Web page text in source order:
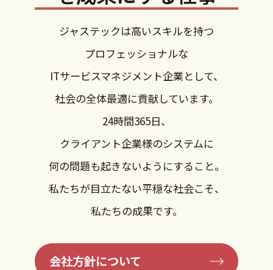
ジャステックは高いスキルを持つ
プロフェッショナルな
ITサービスマネジメント企業として、
社会の全体最適に貢献しています。
24時間365日、
クライアント企業様のシステムに
何の問題も起きないようにすること。
私たちが目立たない平穏な社会こそ、
私たちの成果です。
会社方針について